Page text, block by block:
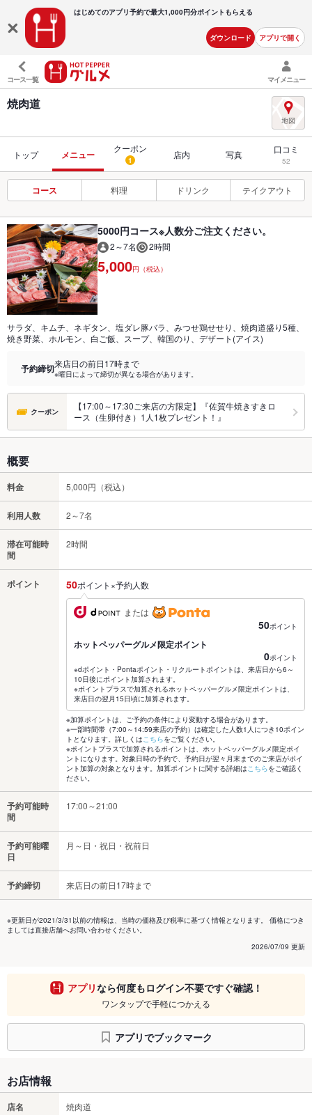
はじめてのアプリ予約で最大1,000円分ポイントもらえる
ダウンロード アプリで開く
コース一覧 マイメニュー
焼肉道
トップ メニュー
クーポン
1 店内 写真 口コミ
52
コース 料理 ドリンク テイクアウト
5000円コース※人数分ご注文ください。
2～7名 2時間
5,000円（税込）
サラダ、キムチ、ネギタン、塩ダレ豚バラ、みつせ鶏せせり、焼肉道盛り5種、
焼き野菜、ホルモン、白ご飯、スープ、韓国のり、デザート(アイス)
予約締切来店日の前日17時まで
※曜日によって締切が異なる場合があります。
クーポン
【17:00～17:30ご来店の方限定】『佐賀牛焼きすきロ
ース（生卵付き）1人1枚プレゼント！』
概要
料金 5,000円（税込）
利用人数 2～7名
滞在可能時
間
2時間
ポイント 50ポイント×予約人数
または
50ポイント
ホットペッパーグルメ限定ポイント
0ポイント
※dポイント・Pontaポイント・リクルートポイントは、来店日から6～
10日後にポイント加算されます。
※ポイントプラスで加算されるホットペッパーグルメ限定ポイントは、
来店日の翌月15日頃に加算されます。
※加算ポイントは、ご予約の条件により変動する場合があります。
※一部時間帯（7:00～14:59来店の予約）は確定した人数1人につき10ポイン
トとなります。詳しくはこちらをご覧ください。
※ポイントプラスで加算されるポイントは、ホットペッパーグルメ限定ポイ
ントになります。対象日時の予約で、予約日が翌々月末までのご来店がポイ
ント加算の対象となります。加算ポイントに関する詳細はこちらをご確認く
ださい。
予約可能時
間
17:00～21:00
予約可能曜
日
月～日・祝日・祝前日
予約締切 来店日の前日17時まで
※更新日が2021/3/31以前の情報は、当時の価格及び税率に基づく情報となります。 価格につき
ましては直接店舗へお問い合わせください。
2026/07/09 更新
アプリなら何度もログイン不要ですぐ確認！
ワンタップで手軽につかえる
アプリでブックマーク
お店情報
店名 焼肉道